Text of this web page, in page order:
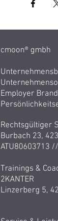
cmoon® gmbh
Employer
Rechtsgültiger
Burbach 23,
ATU80603713 //
Trainings &
2KANTER
Linzerberg 5,